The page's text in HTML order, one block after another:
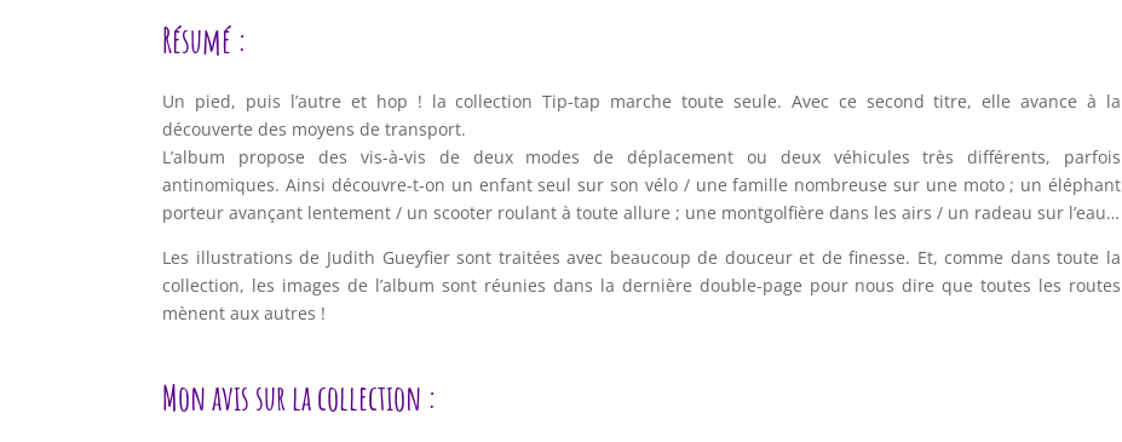
Résumé :
Un pied, puis l’autre et hop ! la collection Tip-tap marche toute seule. Avec ce second titre, elle avance à la
découverte des moyens de transport.
L’album propose des vis-à-vis de deux modes de déplacement ou deux véhicules très différents, parfois
antinomiques. Ainsi découvre-t-on un enfant seul sur son vélo / une famille nombreuse sur une moto ; un éléphant
porteur avançant lentement / un scooter roulant à toute allure ; une montgolfière dans les airs / un radeau sur l’eau…
Les illustrations de Judith Gueyfier sont traitées avec beaucoup de douceur et de finesse. Et, comme dans toute la
collection, les images de l’album sont réunies dans la dernière double-page pour nous dire que toutes les routes
mènent aux autres !
Mon avis sur la collection :